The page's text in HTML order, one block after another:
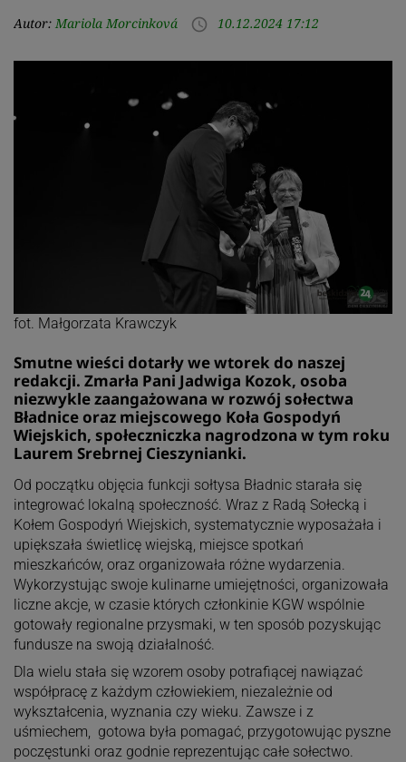
Autor: Mariola Morcinková access_time 10.12.2024 17:12
fot. Małgorzata Krawczyk
Smutne wieści dotarły we wtorek do naszej
redakcji. Zmarła Pani Jadwiga Kozok, osoba
niezwykle zaangażowana w rozwój sołectwa
Bładnice oraz miejscowego Koła Gospodyń
Wiejskich, społeczniczka nagrodzona w tym roku
Laurem Srebrnej Cieszynianki.
Od początku objęcia funkcji sołtysa Bładnic starała się
integrować lokalną społeczność. Wraz z Radą Sołecką i
Kołem Gospodyń Wiejskich, systematycznie wyposażała i
upiększała świetlicę wiejską, miejsce spotkań
mieszkańców, oraz organizowała różne wydarzenia.
Wykorzystując swoje kulinarne umiejętności, organizowała
liczne akcje, w czasie których członkinie KGW wspólnie
gotowały regionalne przysmaki, w ten sposób pozyskując
fundusze na swoją działalność.
Dla wielu stała się wzorem osoby potrafiącej nawiązać
współpracę z każdym człowiekiem, niezależnie od
wykształcenia, wyznania czy wieku. Zawsze i z
uśmiechem, gotowa była pomagać, przygotowując pyszne
poczęstunki oraz godnie reprezentując całe sołectwo.